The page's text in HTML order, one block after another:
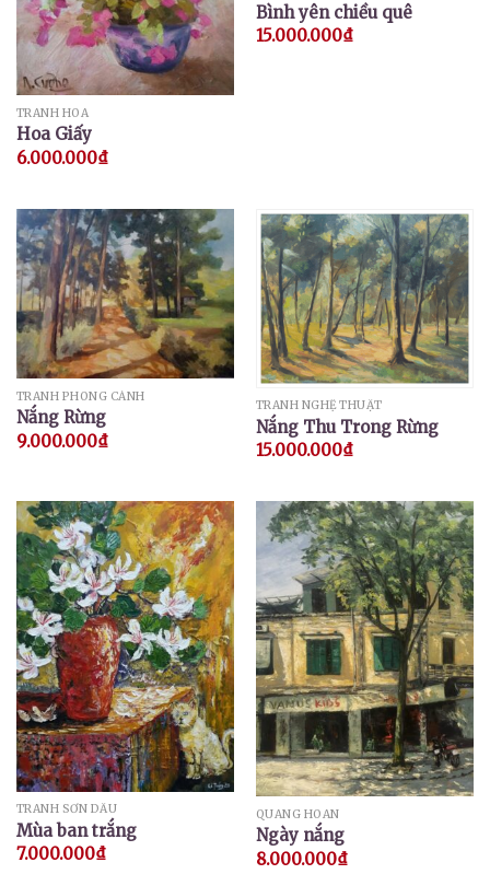
TRANH HOA
Hoa Giấy
6.000.000₫
Bình yên chiều quê
15.000.000₫
TRANH PHONG CẢNH
Nắng Rừng
9.000.000₫
TRANH NGHỆ THUẬT
Nắng Thu Trong Rừng
15.000.000₫
TRANH SƠN DẦU
Mùa ban trắng
7.000.000₫
QUANG HOAN
Ngày nắng
8.000.000₫